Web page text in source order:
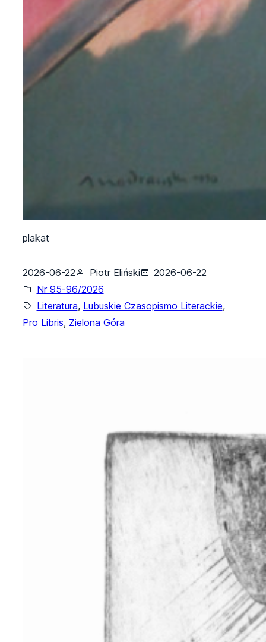
plakat
2026-06-22 Piotr Eliński
2026-06-22
Nr 95-96/2026
Literatura, Lubuskie Czasopismo Literackie,
Pro Libris, Zielona Góra